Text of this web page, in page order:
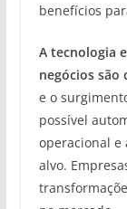
benefícios
A tecnologia
negócios são
e o
possível
operacional e
alvo.